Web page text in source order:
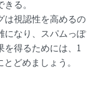
る。
は視認性を高めるの
になり、スパムっぽ
を得るためには、1
どめましょう。